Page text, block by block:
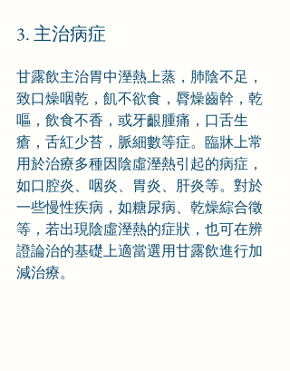
3. 主治病症
甘露飲主治胃中溼熱上蒸，肺陰不足，
致口燥咽乾，飢不欲食，脣燥齒幹，乾
嘔，飲食不香，或牙齦腫痛，口舌生
瘡，舌紅少苔，脈細數等症。臨牀上常
用於治療多種因陰虛溼熱引起的病症，
如口腔炎、咽炎、胃炎、肝炎等。對於
一些慢性疾病，如糖尿病、乾燥綜合徵
等，若出現陰虛溼熱的症狀，也可在辨
證論治的基礎上適當選用甘露飲進行加
減治療。